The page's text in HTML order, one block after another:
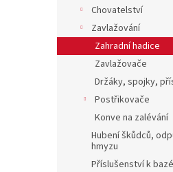
Chovatelství
Zavlažování
Zahradní hadice
Zavlažovače
Držáky, spojky,
Postřikovače
Konve na zalévání
Hubení škůdců,
hmyzu
Příslušenství k